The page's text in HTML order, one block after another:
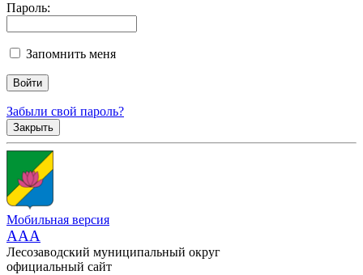
Пароль:
Запомнить меня
Забыли свой пароль?
Закрыть
Мобильная версия
AAA
Лесозаводский муниципальный округ
официальный сайт